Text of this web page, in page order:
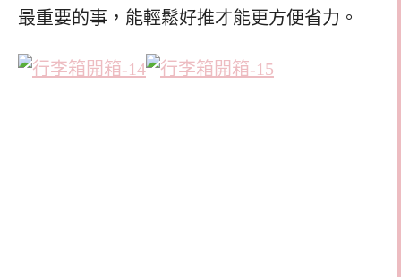
最重要的事，能輕鬆好推才能更方便省力。